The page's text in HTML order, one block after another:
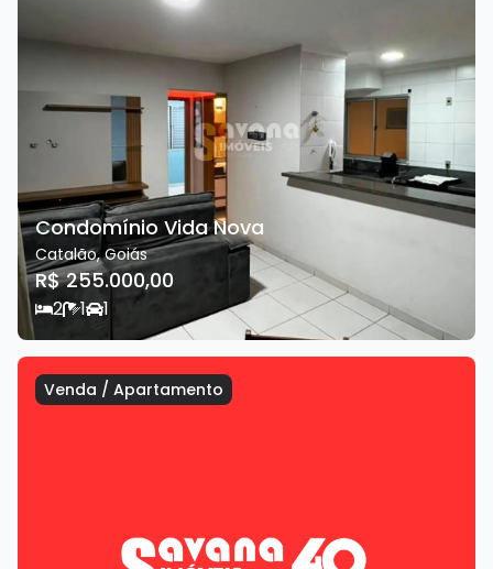
Condomínio Vida Nova
Catalão,Goiás
R$ 255.000,00
2 1 1
Venda / Apartamento